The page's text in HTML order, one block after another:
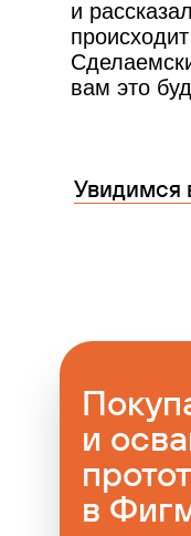
и
вам это
Увидимся
и
в